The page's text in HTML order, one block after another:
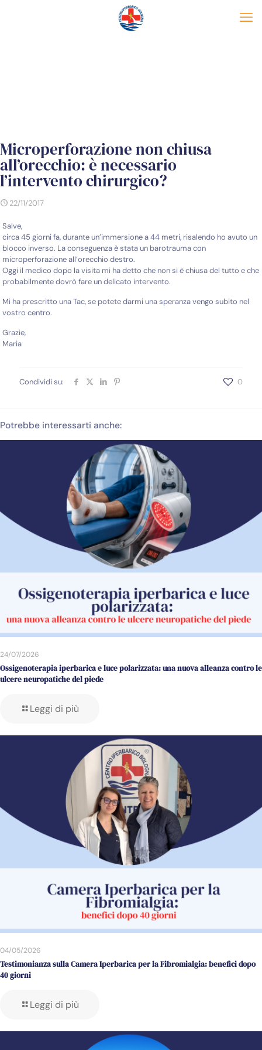
Microperforazione non chiusa
all’orecchio: è necessario
l’intervento chirurgico?
22/11/2017
Salve,
circa 45 giorni fa, durante un’immersione a 44 metri, risalendo ho avuto un
blocco inverso. La conseguenza è stata un barotrauma con
microperforazione all’orecchio destro.
Oggi il medico dopo la visita mi ha detto che non si è chiusa del tutto e che
probabilmente dovrò fare un delicato intervento.
Mi ha prescritto una Tac, se potete darmi una speranza vengo subito nel
vostro centro.
Grazie,
Maria
Condividi su: 0
Potrebbe interessarti anche:
24/07/2026
Ossigenoterapia iperbarica e luce polarizzata: una nuova alleanza contro le
ulcere neuropatiche del piede
Leggi di più
04/05/2026
Testimonianza sulla Camera Iperbarica per la Fibromialgia: benefici dopo
40 giorni
Leggi di più